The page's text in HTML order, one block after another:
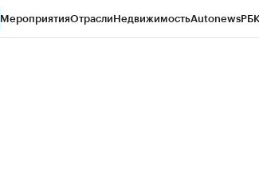
МероприятияОтраслиНедвижимостьAutonews